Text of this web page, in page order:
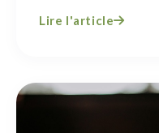
Lire l'article